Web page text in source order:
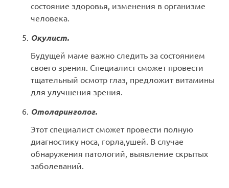
состояние здоровья, изменения в организме
человека.
Окулист.
Будущей маме важно следить за состоянием
своего зрения. Специалист сможет провести
тщательный осмотр глаз, предложит витамины
для улучшения зрения.
Отоларинголог.
Этот специалист сможет провести полную
диагностику носа, горла,ушей. В случае
обнаружения патологий, выявление скрытых
заболеваний.